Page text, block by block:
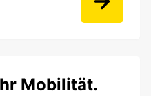
Mobilität.